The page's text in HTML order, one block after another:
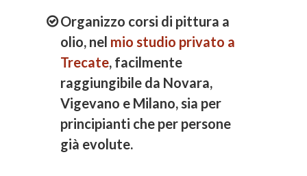
Organizzo corsi di pittura a
olio, nel mio studio privato a
Trecate, facilmente
raggiungibile da Novara,
Vigevano e Milano,sia per
principianti che per persone
già evolute.